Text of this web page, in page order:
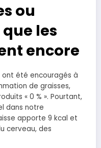
ou
les
encore
ont été encouragés à
de graisses,
« 0 % ». Pourtant,
dans notre
apporte 9 kcal et
cerveau, des